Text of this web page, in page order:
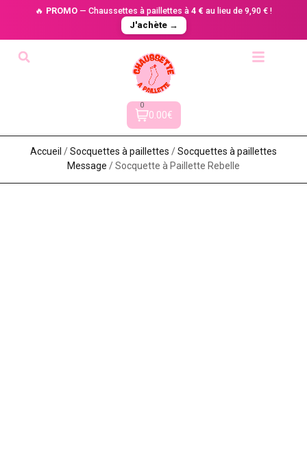
🔥 PROMO — Chaussettes à paillettes à 4 € au lieu de 9,90 € !
J'achète →
0
0.00€
Accueil /Socquettes à paillettes /Socquettes à paillettes
Message / Socquette à Paillette Rebelle